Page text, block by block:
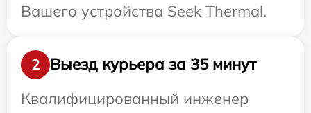
Вашего устройства Seek Thermal.
2
Выезд курьера за 35 минут
Квалифицированный инженер